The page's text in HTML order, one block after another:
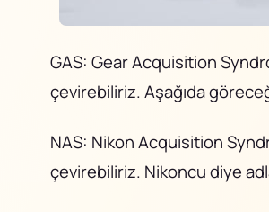
GAS: Gear Acquisition
çevirebiliriz. Aşağıda
NAS: Nikon Acquisition
çevirebiliriz. Nikoncu diye